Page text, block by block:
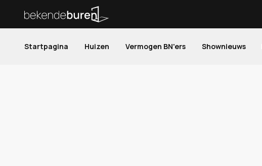
Startpagina Huizen Vermogen BN'ers Shownieuws